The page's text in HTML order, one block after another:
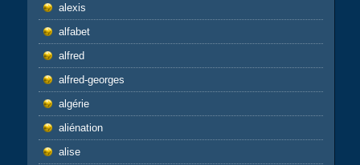
alexis
alfabet
alfred
alfred-georges
algérie
aliénation
alise